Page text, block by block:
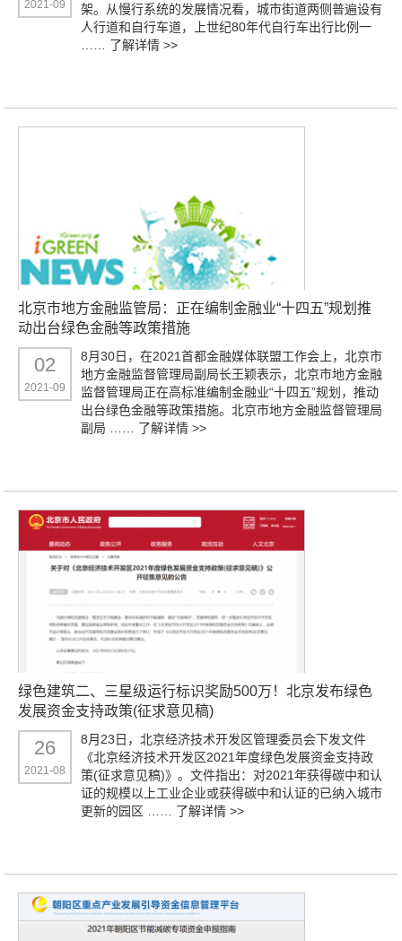
2021-09
架。从慢行系统的发展情况看，城市街道两侧普遍设有
人行道和自行车道，上世纪80年代自行车出行比例一
了解详情 >>
北京市地方金融监管局：正在编制金融业“十四五”规划推
动出台绿色金融等政策措施
02
2021-09
8月30日，在2021首都金融媒体联盟工作会上，北京市
地方金融监督管理局副局长王颖表示，北京市地方金融
监督管理局正在高标准编制金融业“十四五”规划，推动
出台绿色金融等政策措施。北京市地方金融监督管理局
副局 …… 了解详情 >>
绿色建筑二、三星级运行标识奖励500万！北京发布绿色
发展资金支持政策(征求意见稿)
26
2021-08
8月23日，北京经济技术开发区管理委员会下发文件
《北京经济技术开发区2021年度绿色发展资金支持政
策(征求意见稿)》。文件指出：对2021年获得碳中和认
证的规模以上工业企业或获得碳中和认证的已纳入城市
更新的园区 …… 了解详情 >>